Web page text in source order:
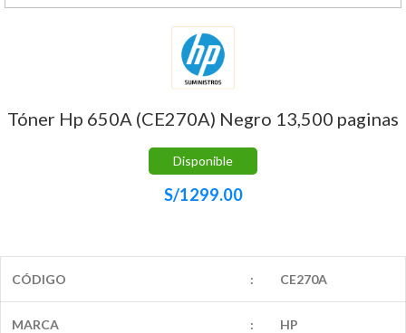
Tóner Hp 650A (CE270A) Negro 13,500 paginas
Disponible
S/1299.00
CÓDIGO : CE270A
MARCA : HP